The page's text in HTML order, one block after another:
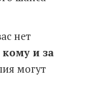
нет
кому и за
могут